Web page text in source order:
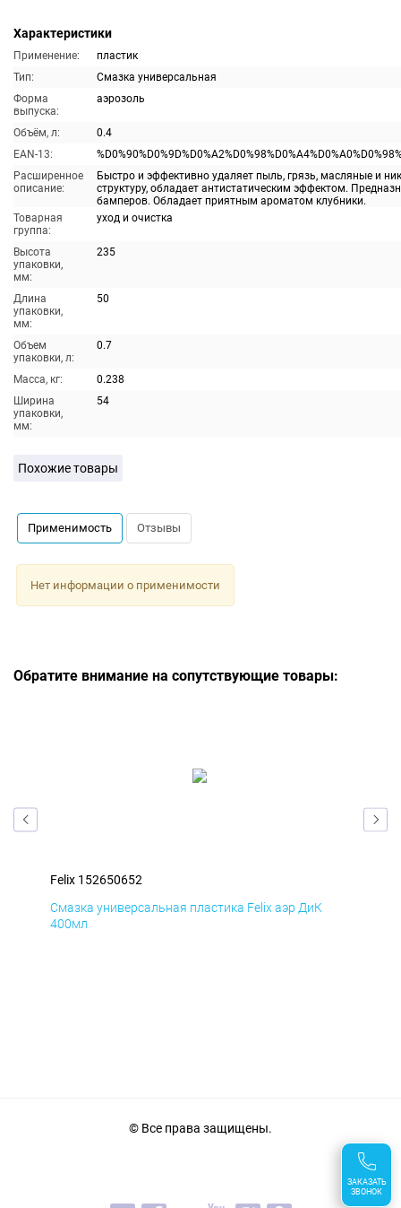
Характеристики
Применение:
пластик
Тип:
Смазка универсальная
Форма
выпуска:
аэрозоль
Объём, л:
0.4
EAN-13:
Расширенное
описание:
Быстро и эффективно удаляет пыль, грязь, масляные и
структуру, обладает антистатическим эффектом.
бамперов. Обладает приятным ароматом клубники.
Товарная
группа:
уход и очистка
Высота
упаковки,
мм:
235
Длина
упаковки,
мм:
50
Объем
упаковки, л:
0.7
Масса, кг:
0.238
Ширина
упаковки,
мм:
54
Похожие товары
Применимость Отзывы
Нет информации о применимости
Обратите внимание на сопутствующие товары:
Felix 152650652
Смазка универсальная пластика Felix аэр ДиК
400мл
ЗАКАЗАТЬ
ЗВОНОК
© Все права защищены.